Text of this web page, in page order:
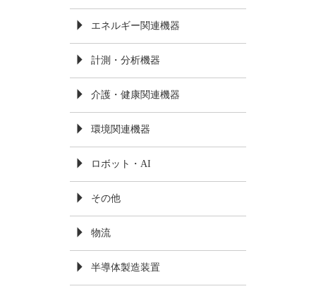
エネルギー関連機器
計測・分析機器
介護・健康関連機器
環境関連機器
ロボット・AI
その他
物流
半導体製造装置